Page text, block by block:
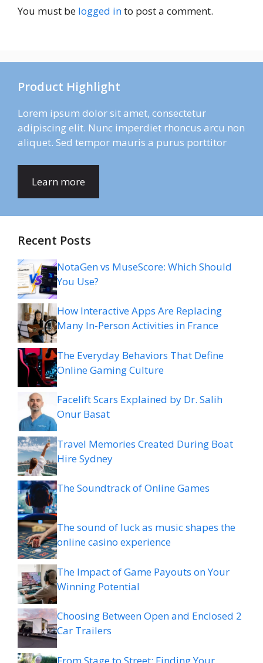
You must be logged into post a comment.
Product Highlight
Lorem ipsum dolor sit amet, consectetur
adipiscing elit. Nunc imperdiet rhoncus arcu non
aliquet. Sed tempor mauris a purus porttitor
Learn more
Recent Posts
NotaGen vs MuseScore: Which Should
You Use?
How Interactive Apps Are Replacing
Many In-Person Activities in France
The Everyday Behaviors That Define
Online Gaming Culture
Facelift Scars Explained by Dr. Salih
Onur Basat
Travel Memories Created During Boat
Hire Sydney
The Soundtrack of Online Games
The sound of luck as music shapes the
online casino experience
The Impact of Game Payouts on Your
Winning Potential
Choosing Between Open and Enclosed 2
Car Trailers
From Stage to Street: Finding Your